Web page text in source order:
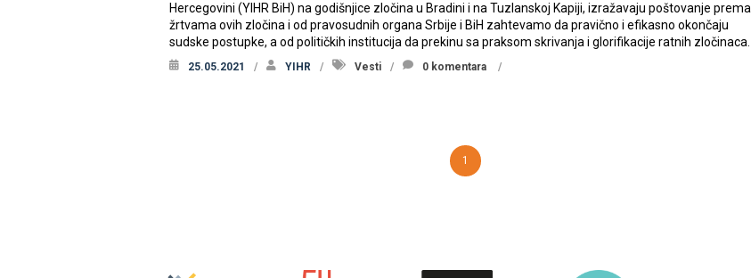
Hercegovini (YIHR BiH) na godišnjice zločina u Bradini i na Tuzlanskoj Kapiji, izražavaju poštovanje prema
žrtvama ovih zločina i od pravosudnih organa Srbije i BiH zahtevamo da pravično i efikasno okončaju
sudske postupke, a od političkih institucija da prekinu sa praksom skrivanja i glorifikacije ratnih zločinaca.
25.05.2021 YIHR Vesti 0 komentara
1